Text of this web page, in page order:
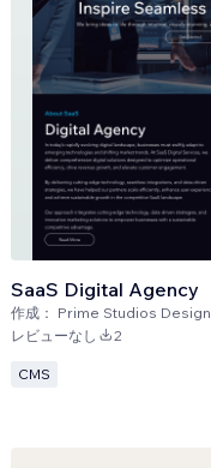
SaaS Digital Agency
作成： Prime Studios Design
レビューなし 2
CMS